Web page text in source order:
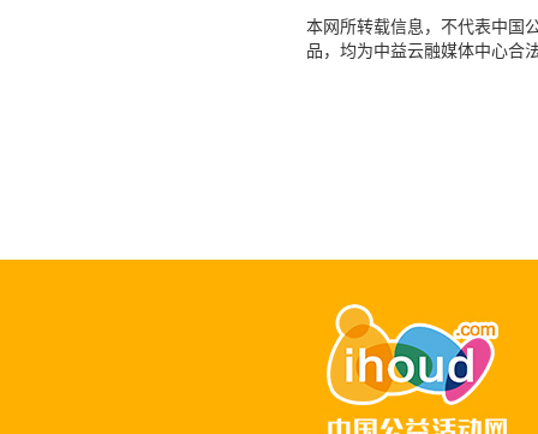
本网所转载信息，不代表中国
品，均为中益云融媒体中心合